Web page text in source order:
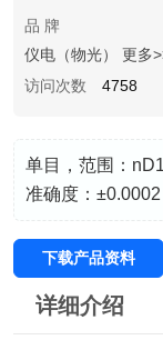
品 牌
仪电（物光） 更多
访问次数 4758
单目，范围：
准确度：±0.0002
下载产品资料
详细介绍